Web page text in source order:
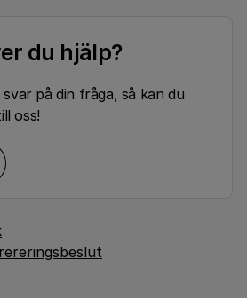
du hjälp?
på din fråga, så kan du
oss!